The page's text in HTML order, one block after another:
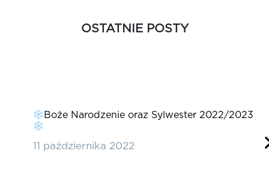
OSTATNIE POSTY
Boże Narodzenie oraz Sylwester 2022/2023
11 października 2022